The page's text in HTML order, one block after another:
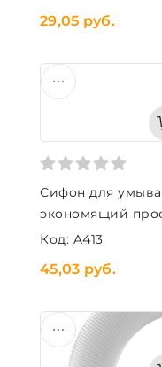
29,05 руб.
Сифон для
экономящий
Код: A413
45,03 руб.